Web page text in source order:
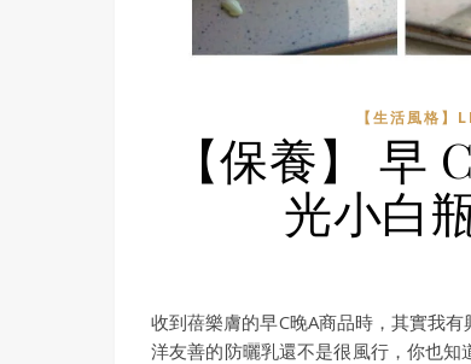
【生活風格】
【保養】 早
光小白
收到蓓樂膚的早C晚A商品時，其實我
洋友善的防曬乳還不是很風行，你也